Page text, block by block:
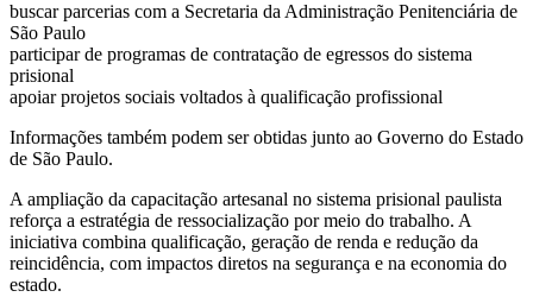
buscar parcerias com a Secretaria da Administração Penitenciária de
São Paulo
participar de programas de contratação de egressos do sistema
prisional
apoiar projetos sociais voltados à qualificação profissional
Informações também podem ser obtidas junto ao Governo do Estado
de São Paulo.
A ampliação da capacitação artesanal no sistema prisional paulista
reforça a estratégia de ressocialização por meio do trabalho. A
iniciativa combina qualificação, geração de renda e redução da
reincidência, com impactos diretos na segurança e na economia do
estado.